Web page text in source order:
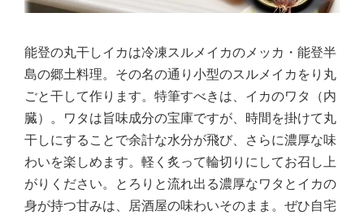
能登の丸干しイカは冷凍スルメイカのメッカ・能登半
島の郷土料理。その名の通り小型のスルメイカをり丸
ごと干して作ります。特筆すべきは、イカのワタ（内
臓）。ワタは旨味成分の宝庫ですが、時間を掛けて丸
干しにすることで余計な水分が飛び、さらに濃厚な味
わいを楽しめます。軽く炙って輪切りにしてお召し上
がりください。とろりと流れ出る濃厚なワタとイカの
身が持つ甘みは、居酒屋の味わいそのまま。ぜひ自宅